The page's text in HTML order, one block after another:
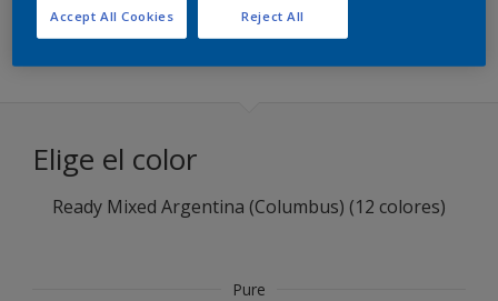
Filters
Elige el color
Ready Mixed Argentina (Columbus) (12 colores)
Pure
Reject All
Accept All Cookies